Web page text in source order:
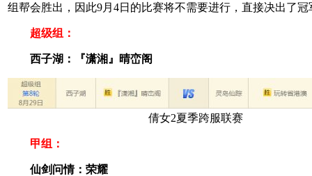
组帮会胜出，因此9月4日的比赛将不需要进行，直接决出了冠
超级组：
西子湖：『潇湘』晴峦阁
倩女2夏季跨服联赛
甲组：
仙剑问情：荣耀